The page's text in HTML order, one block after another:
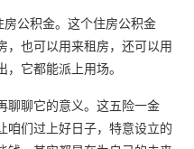
房公积金。这个住房公积金
，也可以用来租房，还可以用
它都能派上用场。
聊聊它的意义。这五险一金
咱们过上好日子，特意设立的